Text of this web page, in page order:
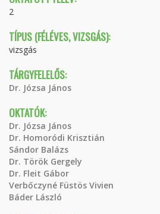
2
TÍPUS (FÉLÉVES, VIZSGÁS):
vizsgás
TÁRGYFELELŐS:
Dr. Józsa János
OKTATÓK:
Dr. Józsa János
Dr. Homoródi Krisztián
Sándor Balázs
Dr. Török Gergely
Dr. Fleit Gábor
Verbőczyné Füstös Vivien
Báder László